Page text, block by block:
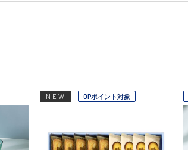
NEW OPポイント対象